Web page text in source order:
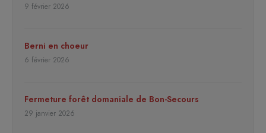
9 février 2026
Berni en choeur
6 février 2026
Fermeture forêt domaniale de Bon-Secours
29 janvier 2026